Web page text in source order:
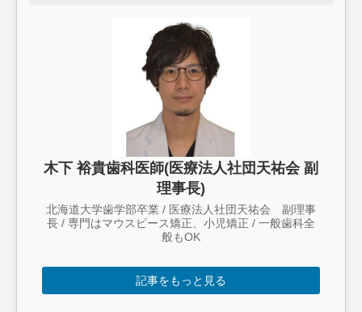
木下 裕貴歯科医師(医療法人社団天祐会 副
理事長)
北海道大学歯学部卒業 / 医療法人社団天祐会 副理事
長 / 専門はマウスピース矯正、小児矯正 / 一般歯科全
般もOK
記事をもっと見る